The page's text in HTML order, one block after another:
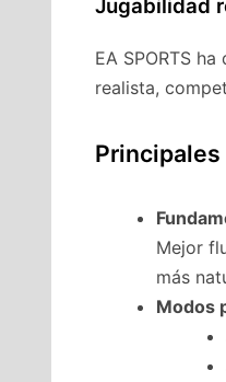
Jugabilidad
EA SPORTS
realista,
Mejor
más
Modos